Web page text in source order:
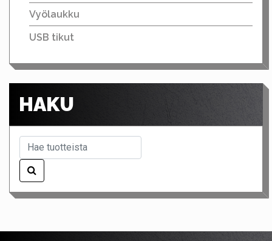
Vyölaukku
USB tikut
HAKU